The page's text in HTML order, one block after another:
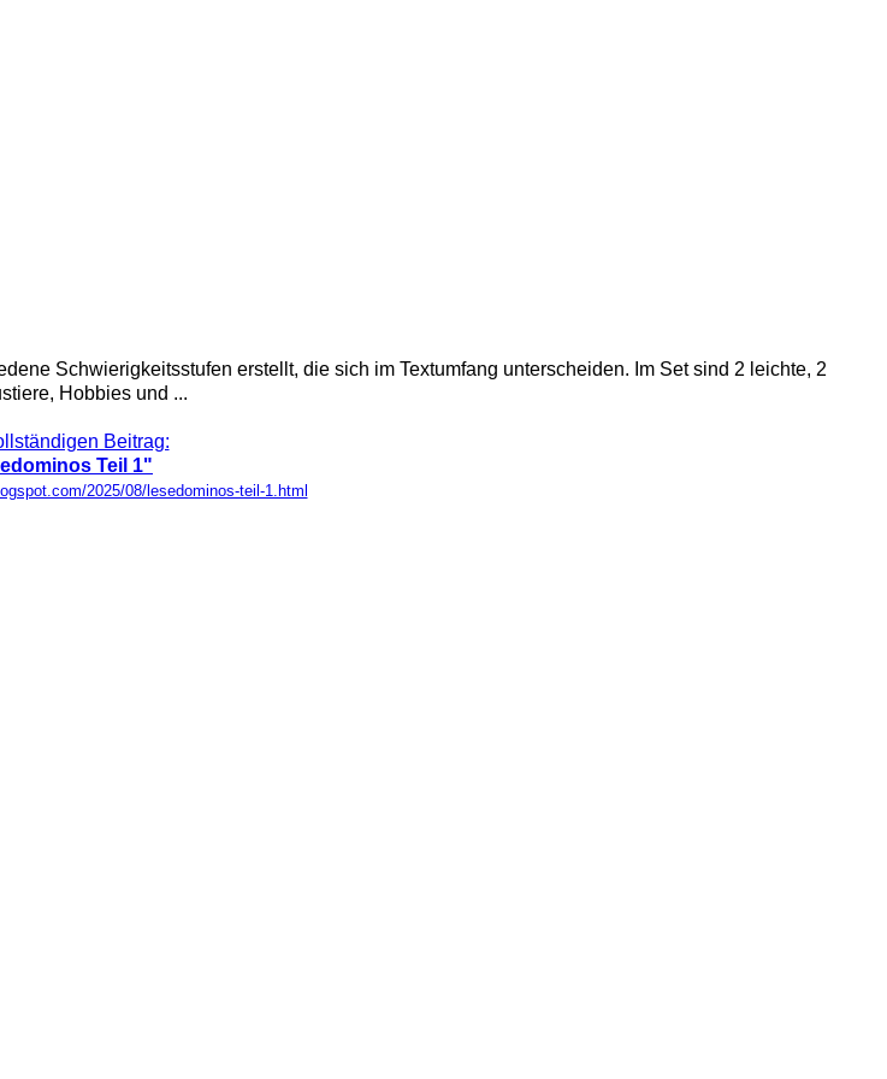
Schwierigkeitsstufen erstellt, die sich im Textumfang unterscheiden. Im Set sind 2 leichte, 2
Hobbies und ...
Beitrag:
Teil 1"
2025/08/lesedominos-teil-1.html